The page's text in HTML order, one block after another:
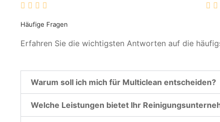
Häufige Fragen
Erfahren Sie die wichtigsten Antworten auf die
Warum soll ich mich für Multiclean entscheiden?
Welche Leistungen bietet Ihr